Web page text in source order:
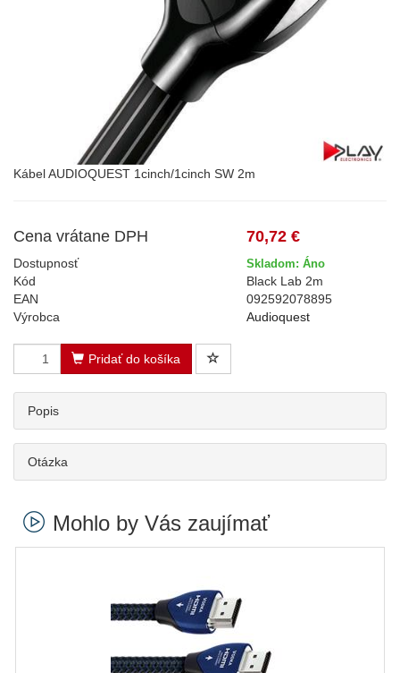
Kábel AUDIOQUEST 1cinch/1cinch SW 2m
Cena vrátane DPH 70,72 €
Dostupnosť Skladom: Áno
Kód
Black Lab 2m
EAN
092592078895
Výrobca
Audioquest
Pridať do košíka
Popis
Otázka
Mohlo by Vás zaujímať